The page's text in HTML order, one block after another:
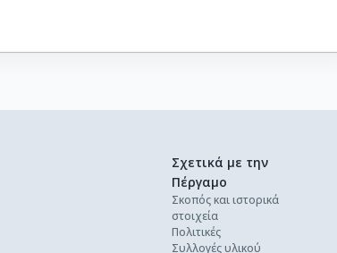
Σχετικά με την
Πέργαμο
Σκοπός και ιστορικά
στοιχεία
Πολιτικές
Συλλογές υλικού